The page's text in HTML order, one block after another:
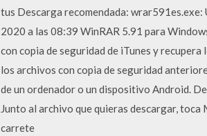
tus Descarga recomendada:
2020 a las 08:39 WinRAR 5.91 para
con copia de seguridad de iTunes y
los archivos con copia de seguridad
de un ordenador o un dispositivo Android.
Junto al archivo que quieras descargar, toca
carrete